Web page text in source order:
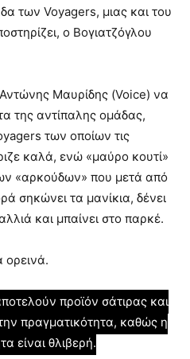
των Voyagers, μιας και του
ο Βογιατζόγλου
Μαυρίδης (Voice) να
της αντίπαλης ομάδας,
των οποίων τις
καλά, ενώ «μαύρο κουτί»
«αρκούδων» που μετά από
σηκώνει τα μανίκια, δένει
και μπαίνει στο παρκέ.
ορεινά.
προϊόν σάτιρας και
πραγματικότητα, καθώς η
είναι θλιβερή.